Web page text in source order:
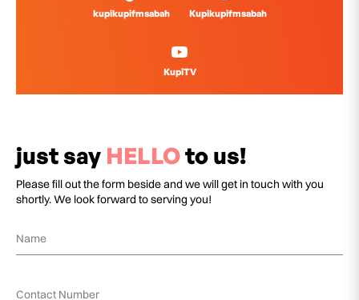
kupikupifmsabah Kupikupifmsabah
KupiTV
just say HELLOto us!
Please fill out the form beside and we will get in touch with you
shortly. We look forward to serving you!